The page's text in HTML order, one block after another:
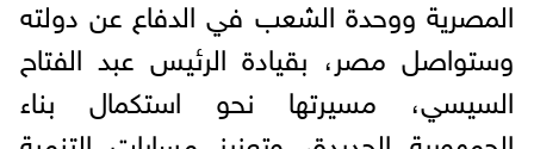
المصرية ووحدة الشعب في الدفاع عن دولته
وستواصل مصر، بقيادة الرئيس عبد الفتاح
السيسي، مسيرتها نحو استكمال بناء